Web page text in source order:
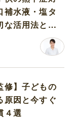
補水液・塩タ
な活用法と水
修】子どもの
原因と今すぐ
４選